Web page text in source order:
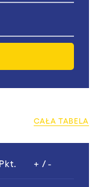
CAŁA TABELA
Pkt. + / -